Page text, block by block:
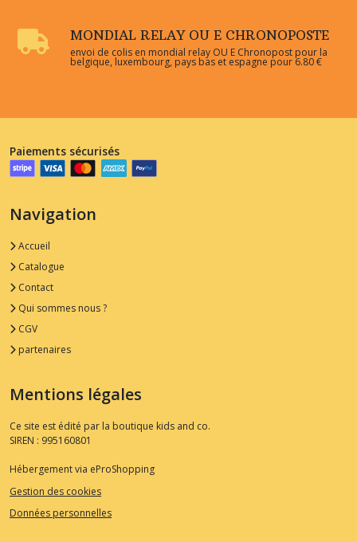
MONDIAL RELAY OU E CHRONOPOSTE
envoi de colis en mondial relay OU E Chronopost pour la
belgique, luxembourg, pays bas et espagne pour 6.80 €
Paiements sécurisés
Navigation
Accueil
Catalogue
Contact
Qui sommes nous ?
CGV
partenaires
Mentions légales
Ce site est édité par la boutique kids and co.
SIREN : 995160801
Hébergement via eProShopping
Gestion des cookies
Données personnelles